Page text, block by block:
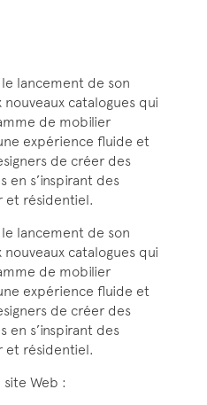
lancement de son
catalogues qui
de mobilier
expérience fluide et
de créer des
en s’inspirant des
et résidentiel.
lancement de son
catalogues qui
de mobilier
expérience fluide et
de créer des
en s’inspirant des
et résidentiel.
Web :